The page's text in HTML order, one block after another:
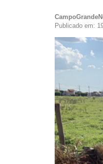
Publicado em: